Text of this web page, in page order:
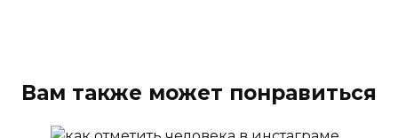
Вам также может понравиться